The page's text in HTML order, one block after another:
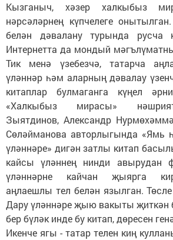
Кызганыч, хәзер халкыбыз
нәрсәләрнең күпчелеге
белән дәвалану турында русча
Интернетта да мондый
Тик менә үзебезчә, татарча
үләннәр һәм аларның дәвалау
китаплар булмаганга күңел
«Халкыбыз мирасы»
Зыятдинов, Александр
Сөләйманова авторлыгында «Ямь
үләннәре» дигән затлы китап
кайсы үләннең нинди авырудан
үләннәрне кайчан җыярга
аңлаешлы тел белән язылган.
Дару үләннәре җыю вакыты җиткән
бер бүләк инде бу китап, дөресен
Икенче ягы - татар телен киң